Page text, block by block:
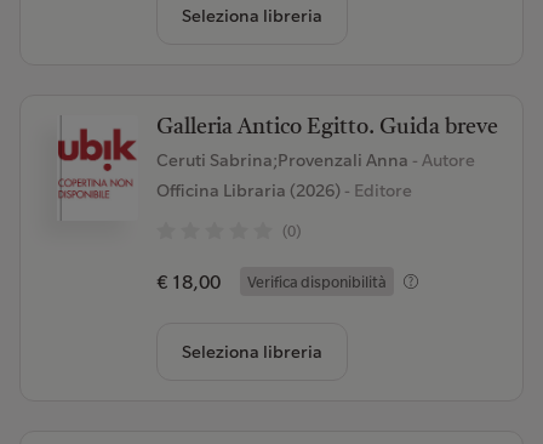
Seleziona libreria
Galleria Antico Egitto. Guida breve
Ceruti Sabrina;Provenzali Anna - Autore
Officina Libraria (2026)- Editore
(0)
€ 18,00 Verifica disponibilità
Seleziona libreria